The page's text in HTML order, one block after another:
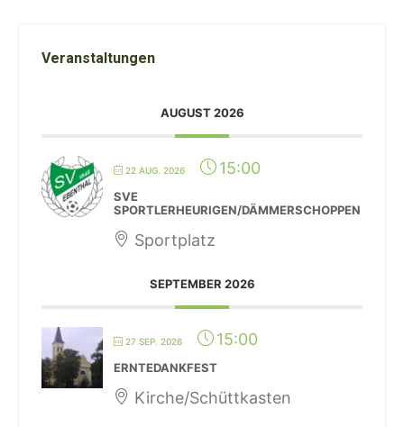
Veranstaltungen
AUGUST 2026
22 AUG. 2026 15:00
SVE
SPORTLERHEURIGEN/DÄMMERSCHOPPEN
Sportplatz
SEPTEMBER 2026
27 SEP. 2026 15:00
ERNTEDANKFEST
Kirche/Schüttkasten